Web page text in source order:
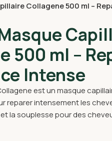
Collagene 500 ml –
500 ml –
Intense
est un masque
reparer intensement les
la souplesse pour des